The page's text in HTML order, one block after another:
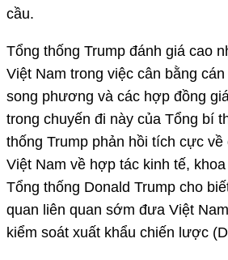
cầu.
Tổng thống Trump đánh giá cao
Việt Nam trong việc cân bằng
song phương và các hợp đồng
trong chuyến đi này của Tổng bí
thống Trump phản hồi tích cực về
Việt Nam về hợp tác kinh tế,
Tổng thống Donald Trump cho
quan liên quan sớm đưa Việt
kiểm soát xuất khẩu chiến lược